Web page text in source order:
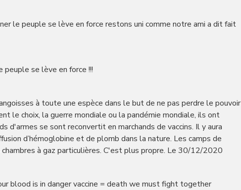
le peuple se lève en force restons uni comme notre ami a dit fait
peuple se lève en force !!!
à toute une espèce dans le but de ne pas perdre le pouvoir
le choix, la guerre mondiale ou la pandémie mondiale, ils ont
d'armes se sont reconvertit en marchands de vaccins. Il y aura
d’hémoglobine et de plomb dans la nature. Les camps de
à gaz particulières. C'est plus propre. Le 30/12/2020
blood is in danger vaccine = death we must fight together